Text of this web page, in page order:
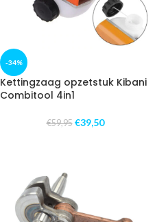
-34%
Kettingzaag opzetstuk Kibani
Combitool 4in1
€59,95 €39,50